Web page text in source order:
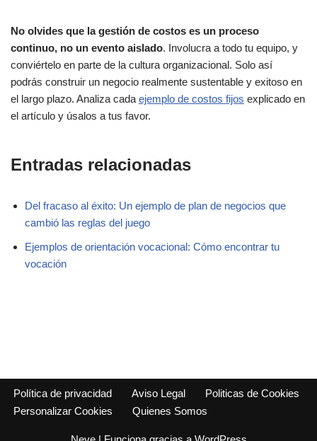
No olvides que la gestión de costos es un proceso
continuo, no un evento aislado. Involucra a todo tu equipo, y
conviértelo en parte de la cultura organizacional. Solo así
podrás construir un negocio realmente sustentable y exitoso en
el largo plazo. Analiza cada ejemplo de costos fijos explicado en
el artículo y úsalos a tus favor.
Entradas relacionadas
Del fracaso al éxito: Un ejemplo de plan de negocios que
cambió las reglas del juego
Ejemplos de orientación vocacional: Cómo encontrar tu
vocación
Política de privacidad Aviso Legal
Politicas de Cookies
Personalizar Cookies
Quienes Somos